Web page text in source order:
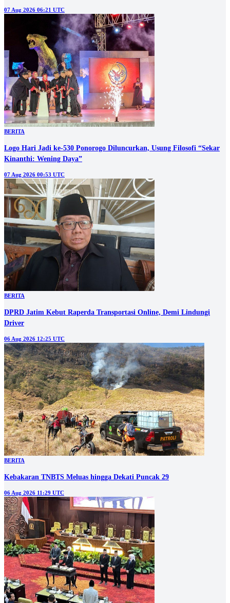
07 Aug 2026 06:21 UTC
BERITA
Logo Hari Jadi ke-530 Ponorogo Diluncurkan, Usung Filosofi “Sekar
Kinanthi: Wening Daya”
07 Aug 2026 00:53 UTC
BERITA
DPRD Jatim Kebut Raperda Transportasi Online, Demi Lindungi
Driver
06 Aug 2026 12:25 UTC
BERITA
Kebakaran TNBTS Meluas hingga Dekati Puncak 29
06 Aug 2026 11:29 UTC